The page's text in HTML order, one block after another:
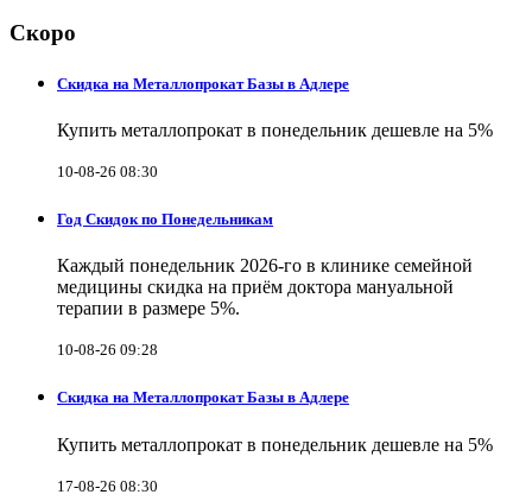
Скоро
Скидка на Металлопрокат Базы в Адлере
Купить металлопрокат в понедельник дешевле на 5%
10-08-26 08:30
Год Скидок по Понедельникам
Каждый понедельник 2026-го в клинике семейной
медицины скидка на приём доктора мануальной
терапии в размере 5%.
10-08-26 09:28
Скидка на Металлопрокат Базы в Адлере
Купить металлопрокат в понедельник дешевле на 5%
17-08-26 08:30